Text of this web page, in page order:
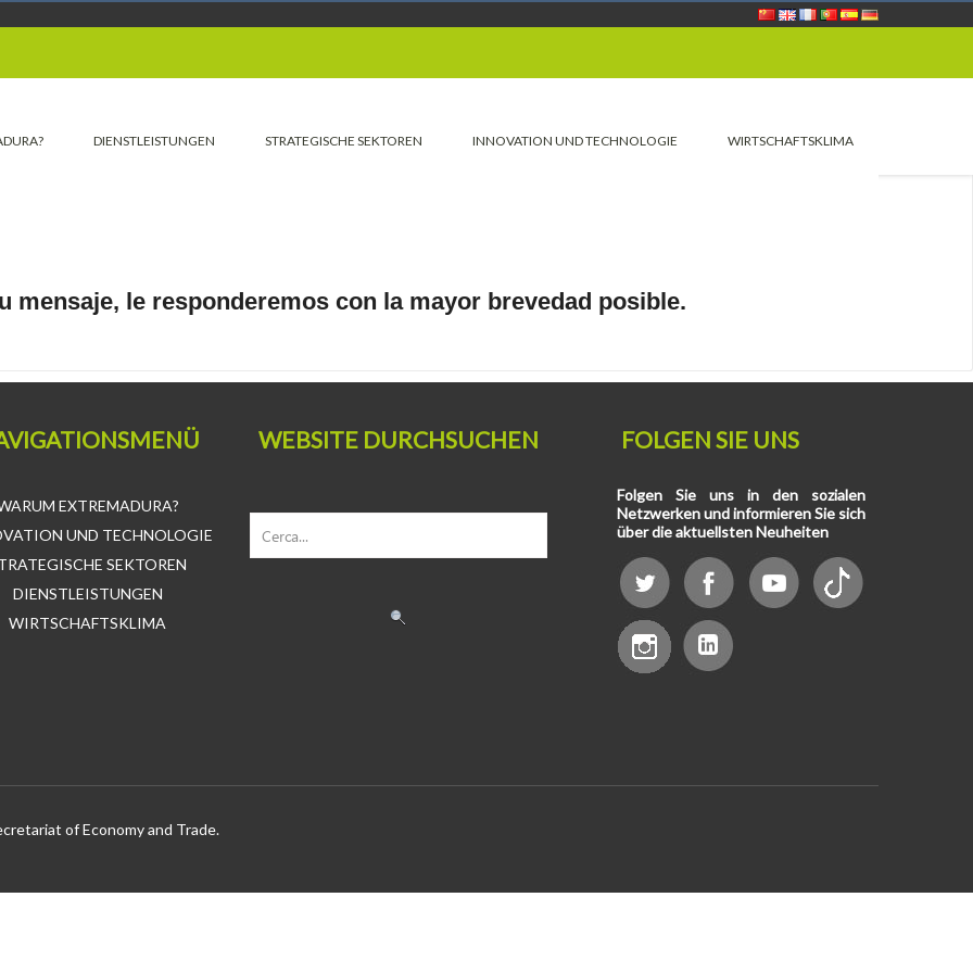
DIENSTLEISTUNGEN STRATEGISCHE SEKTOREN INNOVATION UND TECHNOLOGIE WIRTSCHAFTSKLIMA
CONTACTO
mensaje, le responderemos con la mayor brevedad posible.
EXTREMADURA?
UND TECHNOLOGIE
SEKTOREN
DIENSTLEISTUNGEN
WIRTSCHAFTSKLIMA
WEBSITE DURCHSUCHEN FOLGEN SIE UNS
Folgen Sie uns in den sozialen
Netzwerken und informieren Sie sich
über die aktuellsten Neuheiten
of Economy and Trade.